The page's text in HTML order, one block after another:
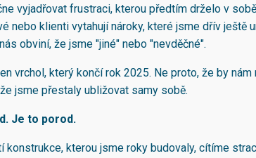
vyjadřovat frustraci, kterou předtím drželo v
nebo klienti vytahují nároky, které jsme dřív ještě
obviní, že jsme "jiné" nebo "nevděčné".
vrchol, který končí rok 2025. Ne proto, že by
jsme přestaly ubližovat samy sobě.
Je to porod.
konstrukce, kterou jsme roky budovaly, cítíme